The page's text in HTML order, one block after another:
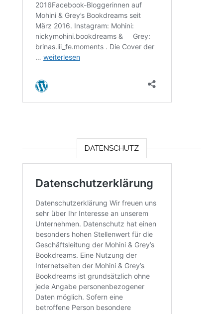
DATENSCHUTZ